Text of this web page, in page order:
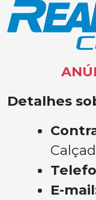
Detalhes
E-